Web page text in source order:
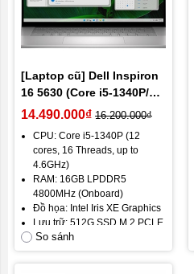
[Laptop cũ] Dell Inspiron
16 5630 (Core i5-1340P/
Ram 16GB/ SSD 512GB/ 16
14.490.000₫ 16.200.000₫
CPU: Core i5-1340P (12
cores, 16 Threads, up to
4.6GHz)
RAM: 16GB LPDDR5
4800MHz (Onboard)
Đồ họa: Intel Iris XE Graphics
Lưu trữ: 512G SSD M.2 PCLE
Nvme
Màn hình: 16” FHD+, 250nits
WVA
So sánh